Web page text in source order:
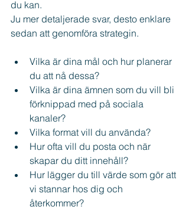
du kan.
Ju mer detaljerade svar, desto enklare
sedan att genomföra strategin.
Vilka är dina mål och hur planerar
du att nå dessa?
Vilka är dina ämnen som du vill bli
förknippad med på sociala
kanaler?
Vilka format vill du använda?
Hur ofta vill du posta och när
skapar du ditt innehåll?
Hur lägger du till värde som gör att
vi stannar hos dig och
återkommer?